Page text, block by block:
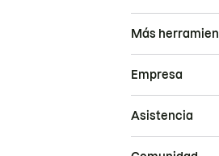
Más
Empresa
Asistencia